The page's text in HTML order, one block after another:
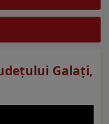
Galaţi,